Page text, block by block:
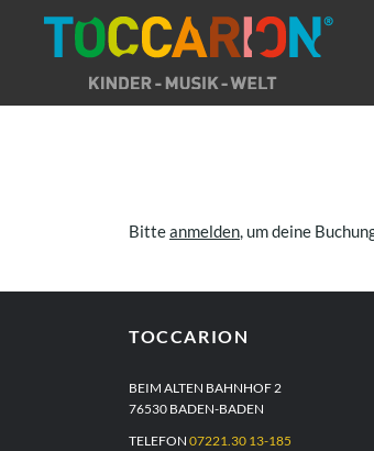
Bitteanmelden, um deine
TOCCARION
BEIM ALTEN BAHNHOF 2
76530 BADEN-BADEN
TELEFON 07221.30 13-185